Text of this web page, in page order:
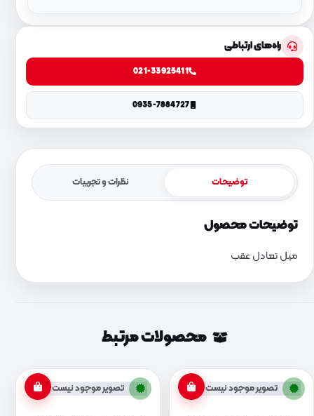
راه‌های ارتباطی
021-33925411
0935-7884727
توضیحات نظرات و تجربیات
توضیحات محصول
میل تعادل عقب
محصولات مرتبط
تصویر موجود نیست تصویر موجود نیست